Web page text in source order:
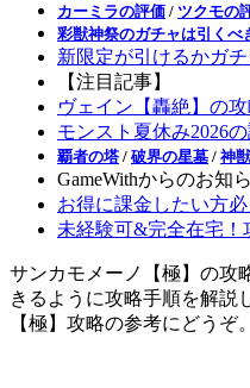
カーミラの評価 / ツクモの
彩獣神祭のガチャは引くべ
新限定が引けるかガ
【注目記事】
ヴェイン【轟絶】の
モンスト夏休み2026
覇者の塔 / 破界の星墓 / 神
GameWithからのお知
お得に課金したい方
未経験可&完全在宅！
サンカモメーノ【極】の攻
きるように攻略手順を解説
【極】攻略の参考にどうぞ。